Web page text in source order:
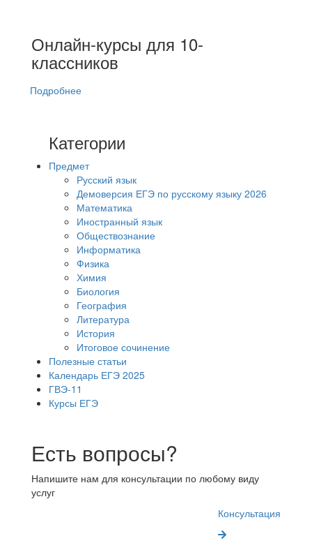
Онлайн-курсы для 10-
классников
Подробнее
Категории
Предмет
Русский язык
Демоверсия ЕГЭ по русскому языку 2026
Математика
Иностранный язык
Обществознание
Информатика
Физика
Химия
Биология
География
Литература
История
Итоговое сочинение
Полезные статьи
Календарь ЕГЭ 2025
ГВЭ-11
Курсы ЕГЭ
Есть вопросы?
Напишите нам для консультации по любому виду
услуг
Консультация